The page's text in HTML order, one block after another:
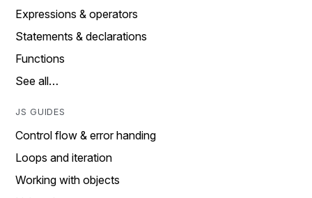
Expressions & operators
Statements & declarations
Functions
See all…
JS GUIDES
Control flow & error handing
Loops and iteration
Working with objects